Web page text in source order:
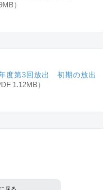
）
度第3回放出 初期の放出
1.12MB）